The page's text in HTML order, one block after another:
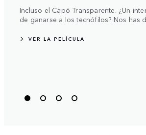
Incluso el Capó Transparente. ¿Un
de ganarse a los tecnófilos? Nos has
VER LA PELÍCULA